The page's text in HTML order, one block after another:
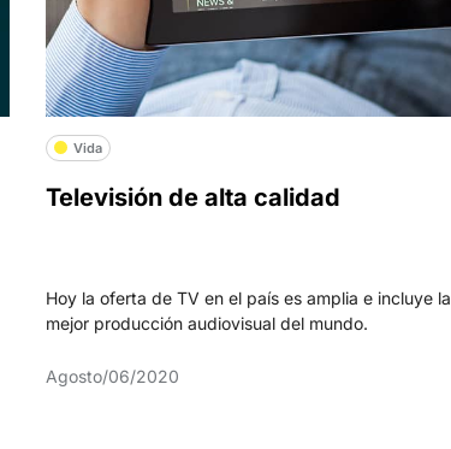
Vida
Televisión de alta calidad
Hoy la oferta de TV en el país es amplia e incluye la
mejor producción audiovisual del mundo.
Agosto/06/2020